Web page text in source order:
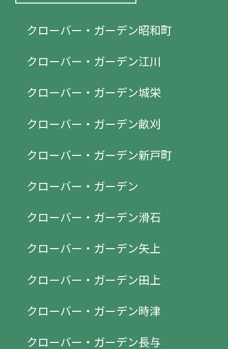
クローバー・ガーデン昭和町
クローバー・ガーデン江川
クローバー・ガーデン城栄
クローバー・ガーデン畝刈
クローバー・ガーデン新戸町
クローバー・ガーデン
クローバー・ガーデン滑石
クローバー・ガーデン矢上
クローバー・ガーデン田上
クローバー・ガーデン時津
クローバー・ガーデン長与